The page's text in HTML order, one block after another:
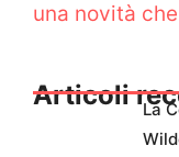
una novità
Articoli
La